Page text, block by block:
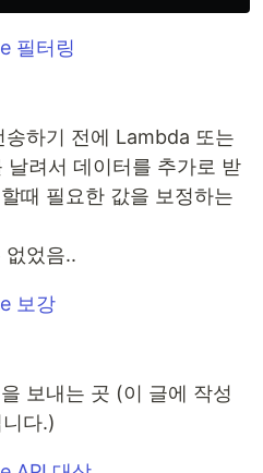
하기 전에 Lambda 또는
려서 데이터를 추가로 받
때 필요한 값을 보정하는
없었음..
보내는 곳 (이 글에 작성
다.)